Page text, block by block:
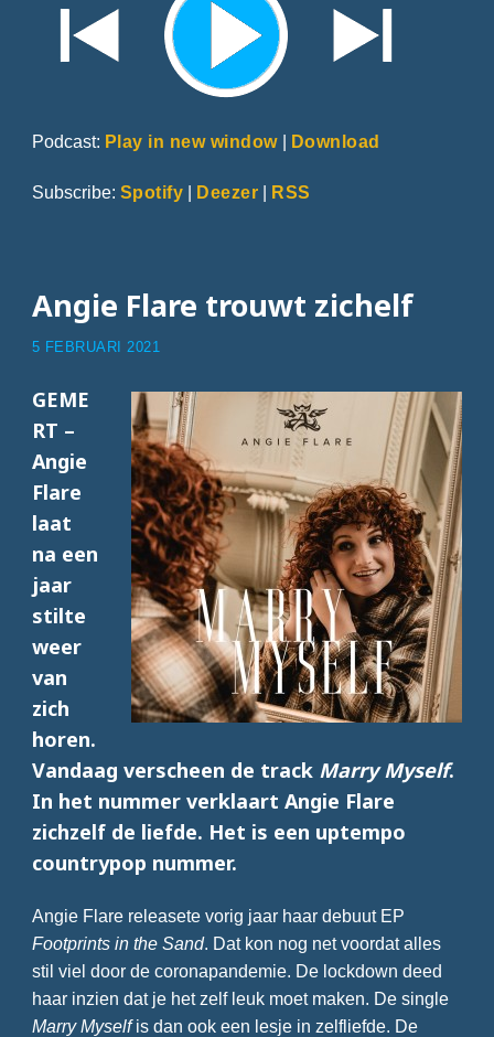
Podcast: Play in new window| Download
Subscribe: Spotify Deezer RSS
Angie Flare trouwt zichelf
5 FEBRUARI 2021
GEME
RT –
Angie
Flare
laat
na een
jaar
stilte
weer
van
zich
horen.
Vandaag verscheen de track Marry Myself.
In het nummer verklaart Angie Flare
zichzelf de liefde. Het is een uptempo
countrypop nummer.
Angie Flare releasete vorig jaar haar debuut EP
Footprints in the Sand. Dat kon nog net voordat alles
stil viel door de coronapandemie. De lockdown deed
haar inzien dat je het zelf leuk moet maken. De single
Marry Myselfis dan ook een lesje in zelfliefde. De